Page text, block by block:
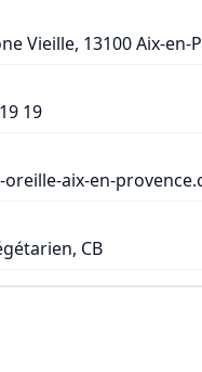
Vieille, 13100Aix-en-
19
oreille-aix-en-
CB